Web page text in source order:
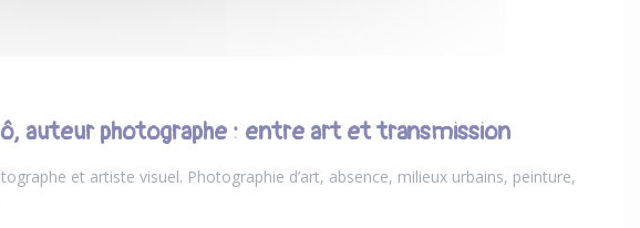
auteur photographe : entre art et transmission
et artiste visuel. Photographie d’art, absence, milieux urbains, peinture,